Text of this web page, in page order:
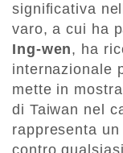
significativa
varo, a cui ha
Ing-wen, ha
internazionale
mette in
di Taiwan nel
rappresenta